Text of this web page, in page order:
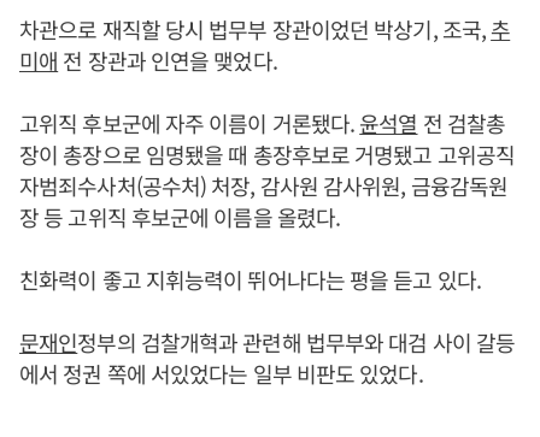
차관으로 재직할 당시 법무부 장관이었던 박상기, 조국,추
미애 전 장관과 인연을 맺었다.
고위직 후보군에 자주 이름이 거론됐다.윤석열 전 검찰총
장이 총장으로 임명됐을 때 총장후보로 거명됐고 고위공직
자범죄수사처(공수처) 처장, 감사원 감사위원, 금융감독원
장 등 고위직 후보군에 이름을 올렸다.
친화력이 좋고 지휘능력이 뛰어나다는 평을 듣고 있다.
문재인정부의 검찰개혁과 관련해 법무부와 대검 사이 갈등
에서 정권 쪽에 서있었다는 일부 비판도 있었다.